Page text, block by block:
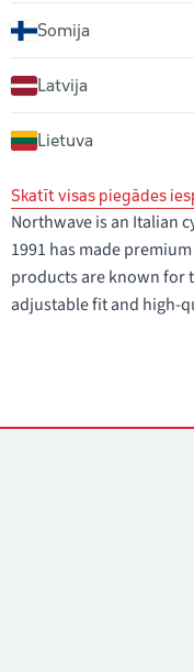
Somija
Latvija
Lietuva
Skatīt visas piegādes
Northwave is an Italian
1991 has made
products are known for
adjustable fit and high-